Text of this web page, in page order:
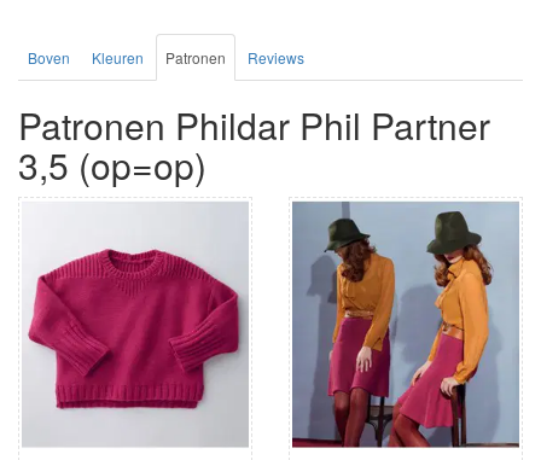
Boven Kleuren Patronen Reviews
Patronen Phildar Phil Partner
3,5 (op=op)